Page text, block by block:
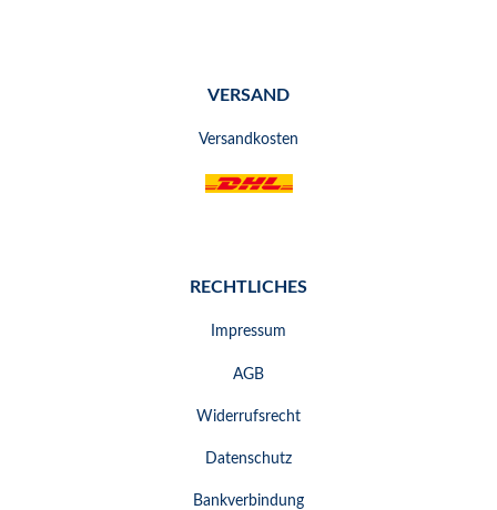
VERSAND
Versandkosten
RECHTLICHES
Impressum
AGB
Widerrufsrecht
Datenschutz
Bankverbindung